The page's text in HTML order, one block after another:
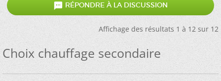
 RÉPONDRE À LA DISCUSSION
Affichage des résultats 1 à 12 sur 12
Choix chauffage secondaire